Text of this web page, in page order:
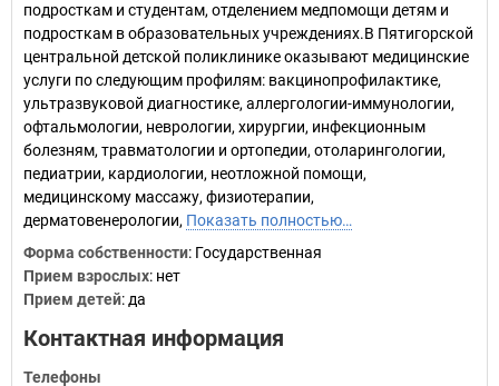
подросткам и студентам, отделением медпомощи детям и
подросткам в образовательных учреждениях.В Пятигорской
центральной детской поликлинике оказывают медицинские
услуги по следующим профилям: вакцинопрофилактике,
ультразвуковой диагностике, аллергологии-иммунологии,
офтальмологии, неврологии, хирургии, инфекционным
болезням, травматологии и ортопедии, отоларингологии,
педиатрии, кардиологии, неотложной помощи,
медицинскому массажу, физиотерапии,
дерматовенерологии, Показать полностью…
Форма собственности: Государственная
Прием взрослых: нет
Прием детей: да
Контактная информация
Телефоны